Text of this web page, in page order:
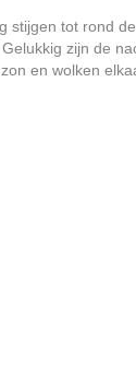
stijgen tot rond
zijn de
en wolken